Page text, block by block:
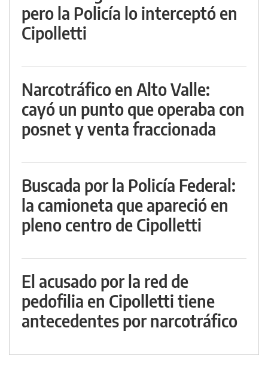
pero la Policía lo interceptó en
Cipolletti
Narcotráfico en Alto Valle:
cayó un punto que operaba con
posnet y venta fraccionada
Buscada por la Policía Federal:
la camioneta que apareció en
pleno centro de Cipolletti
El acusado por la red de
pedofilia en Cipolletti tiene
antecedentes por narcotráfico